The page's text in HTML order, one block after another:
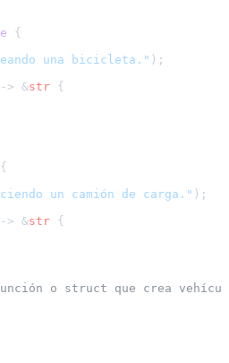
{
una bicicleta." );
-> &str {
{
un camión de carga." );
-> &str {
o struct que crea